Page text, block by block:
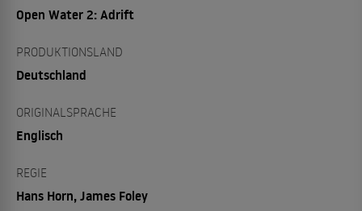
Open Water 2: Adrift
PRODUKTIONSLAND
Deutschland
ORIGINALSPRACHE
Englisch
REGIE
Hans Horn, James Foley